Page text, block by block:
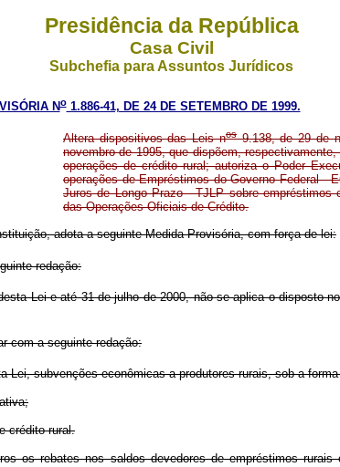
Presidência da República
Casa Civil
Subchefia para Assuntos Jurídicos
No1.886-41, DE 24 DE SETEMBRO DE 1999.
Altera dispositivos das Leis nos9.138, de 29 de
novembro de 1995, que dispõem,
operações de crédito rural; autoriza o Poder
operações de Empréstimos do Governo Federal -
Juros de Longo Prazo - TJLP sobre
das Operações Oficiais de Crédito.
adota a seguinte Medida Provisória, com força de lei:
redação:
Lei e até 31 de julho de 2000, não se aplica o disposto
com a seguinte redação:
subvenções econômicas a produtores rurais, sob a
crédito rural.
os rebates nos saldos devedores de empréstimos